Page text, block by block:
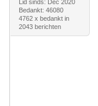
Lid sinds: Dec 2020
Bedankt: 46080
4762 x bedankt in
2043 berichten